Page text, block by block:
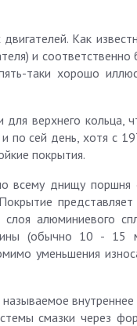
Как
и
таки хорошо
верхнего кольца,
и по сей день, хотя с
покрытия.
днищу поршня
алюминиевого
(обычно 10 - 15
уменьшения
смазки через